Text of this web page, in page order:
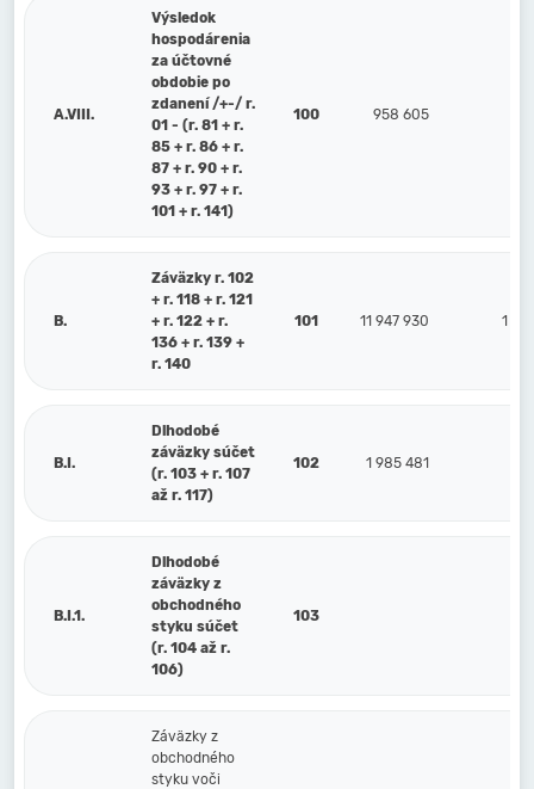
A.VIII.
Výsledok
hospodárenia
za účtovné
obdobie po
zdanení /+-/ r.
01 - (r. 81 + r.
85 + r. 86 + r.
87 + r. 90 + r.
93 + r. 97 + r.
101 + r. 141)
100 958 605
B.
Záväzky r. 102
+ r. 118 + r. 121
+ r. 122 + r.
136 + r. 139 +
r. 140
101 11 947 930 1
B.I.
Dlhodobé
záväzky súčet
(r. 103 + r. 107
až r. 117)
102 1 985 481
B.I.1.
Dlhodobé
záväzky z
obchodného
styku súčet
(r. 104 až r.
106)
103
Záväzky z
obchodného
styku voči